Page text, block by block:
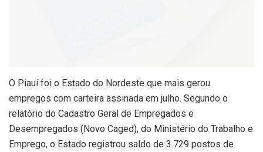
O Piauí foi o Estado do Nordeste que mais gerou
empregos com carteira assinada em julho. Segundo o
relatório do Cadastro Geral de Empregados e
Desempregados (Novo Caged), do Ministério do Trabalho e
Emprego, o Estado registrou saldo de 3.729 postos de